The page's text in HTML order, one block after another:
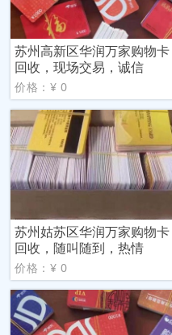
苏州高新区华润万家购物卡
回收，现场交易，诚信
价格：¥ 0
苏州姑苏区华润万家购物卡
回收，随叫随到，热情
价格：¥ 0